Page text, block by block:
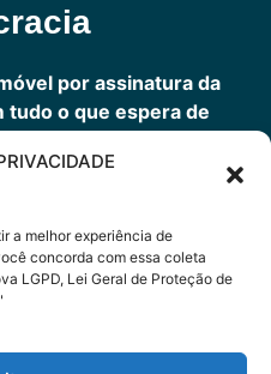
a melhor experiência de
concorda com essa coleta
LGPD, Lei Geral de Proteção de
por assinatura da
tudo o que espera de
24h.
com a garantia
faz parte do grupo